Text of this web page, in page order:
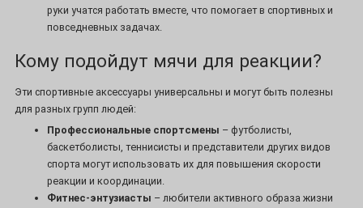
руки учатся работать вместе, что помогает в спортивных и
повседневных задачах.
Кому подойдут мячи для реакции?
Эти спортивные аксессуары универсальны и могут быть полезны
для разных групп людей:
Профессиональные спортсмены – футболисты,
баскетболисты, теннисисты и представители других видов
спорта могут использовать их для повышения скорости
реакции и координации.
Фитнес-энтузиасты – любители активного образа жизни